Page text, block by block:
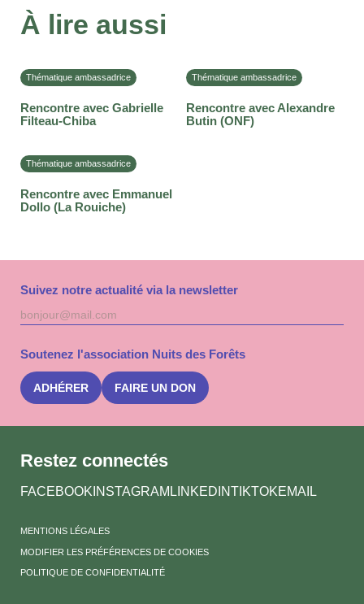
À lire aussi
Thématique ambassadrice
Rencontre avec Gabrielle
Filteau-Chiba
Thématique ambassadrice
Rencontre avec Alexandre
Butin (ONF)
Thématique ambassadrice
Rencontre avec Emmanuel
Dollo (La Rouiche)
Suivez notre actualité via la newsletter
Adresse
mail
à
Soutenez l'association Nuits des Forêts
ADHÉRER FAIRE UN DON
Restez connectés
FACEBOOK INSTAGRAM LINKEDINTIKTOKEMAIL
MENTIONS LÉGALES
MODIFIER LES PRÉFÉRENCES DE COOKIES
POLITIQUE DE CONFIDENTIALITÉ